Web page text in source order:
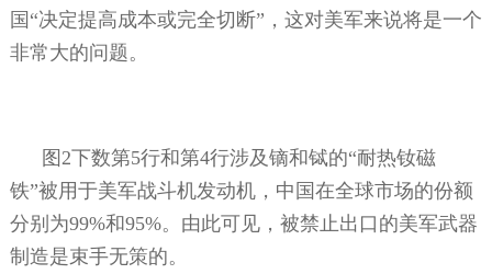
国“决定提高成本或完全切断”，这对美军来说将是一个
非常大的问题。
图 2下数第5行和第4行涉及镝和铽的“耐热钕磁
铁”被用于美军战斗机发动机，中国在全球市场的份额
分别为99%和95%。由此可见，被禁止出口的美军武器
制造是束手无策的。